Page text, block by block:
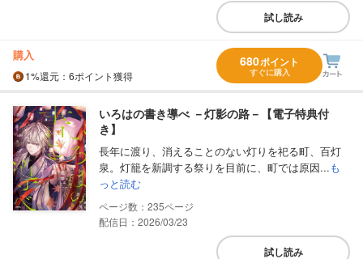
試し読み
購入
1%還元 ：6ポイント獲得
680ポイント
すぐに購入
いろはの書き導べ －灯影の路－【電子特典付
き】
長年に渡り、消えることのない灯りを祀る町、百灯
泉。灯籠を新調する祭りを目前に、町では原因...も
っと読む
235
配信日：2026/03/23
試し読み